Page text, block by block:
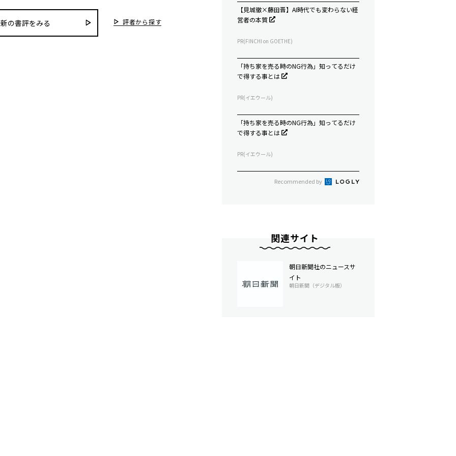
の書評をみる 評者から探す
【見城徹×藤田晋】AI時代でも変わらない経
営者の本質
PR(FINCHI on GOETHE)
「持ち家を売る時のNG行為」知ってるだけ
で得する事とは
PR(イエウール)
「持ち家を売る時のNG行為」知ってるだけ
で得する事とは
PR(イエウール)
Recommended by
関連サイト
朝日新聞社のニュースサ
イト
朝日新聞（デジタル版）